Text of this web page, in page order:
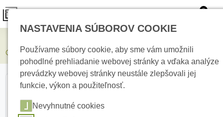
0
CR19-3U-180-W 19&quot; dátový rozvádzač 3U-180
NASTAVENIA SÚBOROV COOKIE
Používame súbory cookie, aby sme vám umožnili
pohodlné prehliadanie webovej stránky a vďaka analýze
prevádzky webovej stránky neustále zlepšovali jej
funkcie, výkon a použiteľnosť.
Nevyhnutné cookies